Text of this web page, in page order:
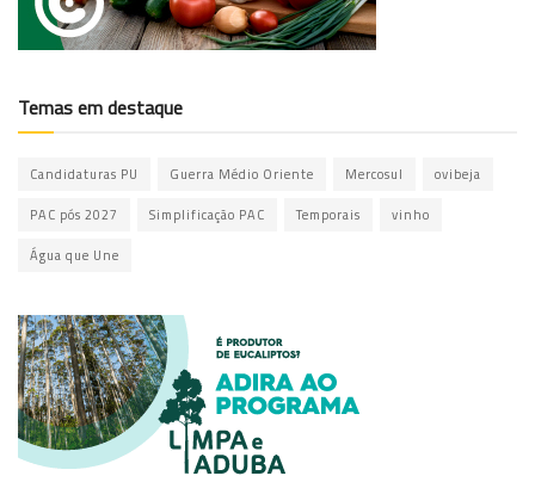
Temas em destaque
Candidaturas PU Guerra Médio Oriente Mercosul ovibeja
PAC pós 2027 Simplificação PAC Temporais vinho
Água que Une